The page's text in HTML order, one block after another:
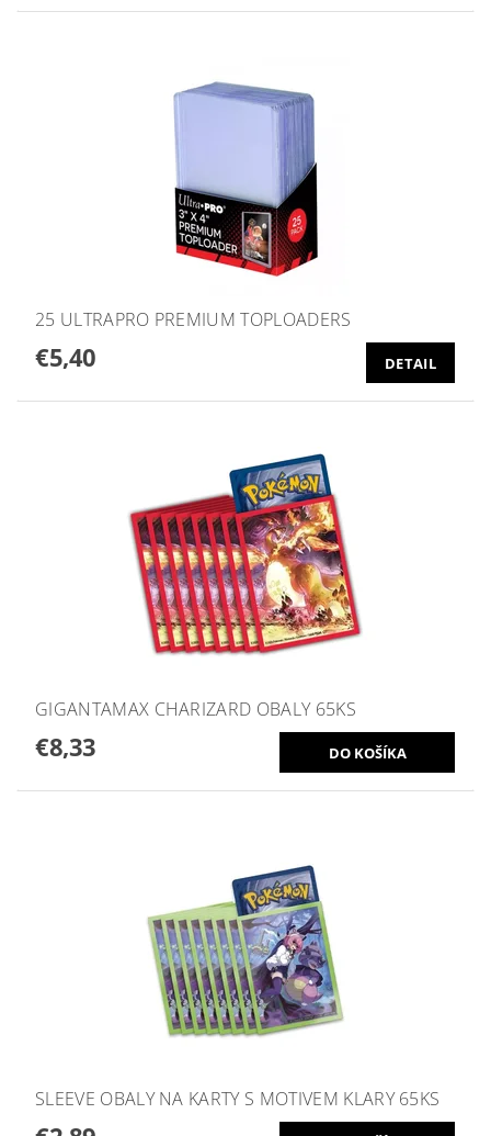
25 ULTRAPRO PREMIUM TOPLOADERS
€5,40 DETAIL
GIGANTAMAX CHARIZARD OBALY 65KS
€8,33
SLEEVE OBALY NA KARTY S MOTIVEM KLARY 65KS